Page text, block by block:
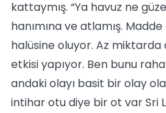
kattaymış. “Ya havuz ne
hanımına ve atlamış. Madde
halüsine oluyor. Az miktarda
etkisi yapıyor. Ben bunu
andaki olayı basit bir olay
intihar otu diye bir ot var Sri